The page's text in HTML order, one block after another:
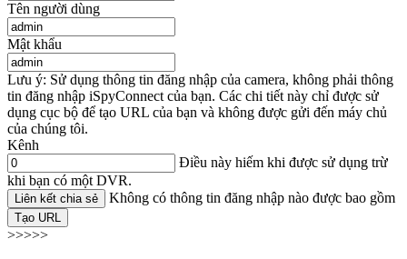
Tên người dùng
Mật khẩu
Lưu ý: Sử dụng thông tin đăng nhập của camera, không phải thông
tin đăng nhập iSpyConnect của bạn. Các chi tiết này chỉ được sử
dụng cục bộ để tạo URL của bạn và không được gửi đến máy chủ
của chúng tôi.
Kênh
Điều này hiếm khi được sử dụng trừ
khi bạn có một DVR.
Liên kết chia sẻ Không có thông tin đăng nhập nào được bao gồm
Tạo URL
>>>>>